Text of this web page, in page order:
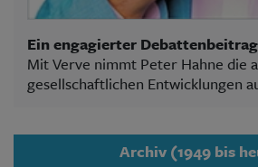
Ein engagierter Debattenbeitrag
Mit Verve nimmt Peter Hahne die
gesellschaftlichen Entwicklungen
Archiv (1949 bis